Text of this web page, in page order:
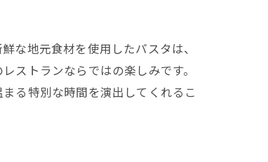
な地元食材を使用したパスタは、
ストランならではの楽しみです。
る特別な時間を演出してくれるこ